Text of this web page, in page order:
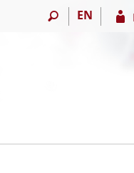
EN